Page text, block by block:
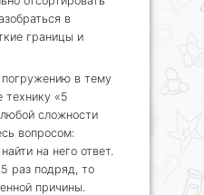
в
границы и
погружению в тему
технику «5
сложности
вопросом:
на него ответ.
раз подряд, то
причины.